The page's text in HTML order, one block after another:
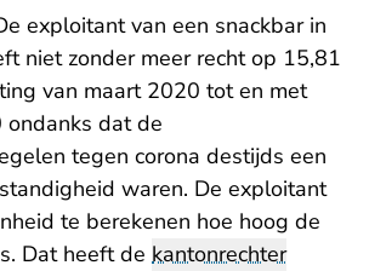
exploitant van een snackbar in
niet zonder meer recht op 15,81
van maart 2020 tot en met
dat de
tegen corona destijds een
waren. De exploitant
te berekenen hoe hoog de
Dat heeft de kantonrechter